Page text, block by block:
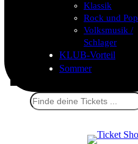
Klassik
Rock und Pop
Volksmusik /
Schlager
KLUB-Vorteil
Sommer
Suchen